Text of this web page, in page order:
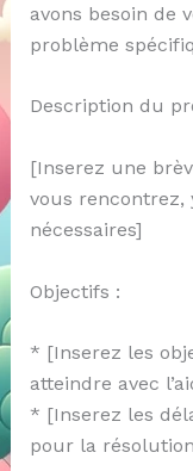
avons besoin de
problème
Description du
[Inserez une
vous rencontrez,
nécessaires]
Objectifs :
* [Inserez les
atteindre avec
* [Inserez les
pour la